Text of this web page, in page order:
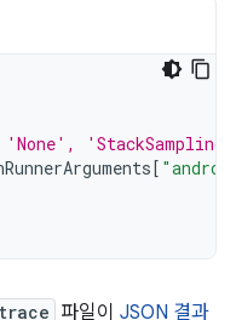
[
파일이 JSON 결과